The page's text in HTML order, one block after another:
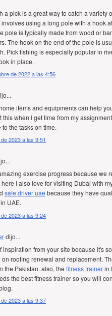
a pickis a great way to catch a variety
using a long pole with a hook
pole is typically made from wood or
The hook on the end of the pole is
Pick fishing is especially popular in
in place.
de 2022 a las 4:56
items and equipments can help
this when I get time from my
the tasks on time.
2023 a las 9:51
exercise progress because we
I also love for visiting Dubai with
safe driver uae because they have
UAE.
2023 a las 9:24
dijo...
inspiration from your site because it's
roofing renewal and replacement.
the Pakistan. also, the fitness trainerin
the best fitness trainer so you will
2023 a las 9:37